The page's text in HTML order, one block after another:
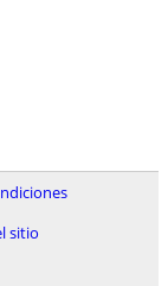
sitio